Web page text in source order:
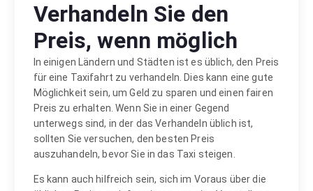
Verhandeln Sie den
Preis, wenn möglich
In einigen Ländern und Städten ist es üblich, den Preis
für eine Taxifahrt zu verhandeln. Dies kann eine gute
Möglichkeit sein, um Geld zu sparen und einen fairen
Preis zu erhalten. Wenn Sie in einer Gegend
unterwegs sind, in der das Verhandeln üblich ist,
sollten Sie versuchen, den besten Preis
auszuhandeln, bevor Sie in das Taxi steigen.
Es kann auch hilfreich sein, sich im Voraus über die